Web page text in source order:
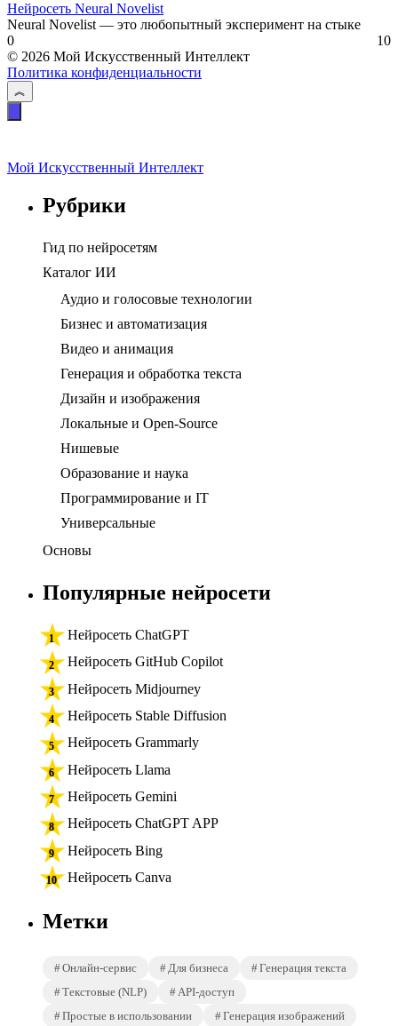
Нейросеть Neural Novelist
Neural Novelist — это любопытный эксперимент на стыке
0
10
© 2026 Мой Искусственный Интеллект
Политика конфиденциальности
Мой Искусственный Интеллект
Рубрики
Гид по нейросетям
Каталог ИИ
Аудио и голосовые технологии
Бизнес и автоматизация
Видео и анимация
Генерация и обработка текста
Дизайн и изображения
Локальные и Open-Source
Нишевые
Образование и наука
Программирование и IT
Универсальные
Основы
Популярные нейросети
Нейросеть ChatGPT
Нейросеть GitHub Copilot
Нейросеть Midjourney
Нейросеть Stable Diffusion
Нейросеть Grammarly
Нейросеть Llama
Нейросеть Gemini
Нейросеть ChatGPT APP
Нейросеть Bing
Нейросеть Canva
Метки
Онлайн-сервис Для бизнеса
Генерация текста
Текстовые (NLP)
API-доступ
Простые в использовании
Генерация изображений